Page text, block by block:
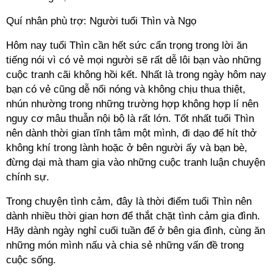
Quí nhân phù trợ: Người tuổi Thìn và Ngọ
Hôm nay tuổi Thìn cần hết sức cẩn trọng trong lời ăn
tiếng nói vì có vẻ mọi người sẽ rất dễ lôi bạn vào những
cuộc tranh cãi không hồi kết. Nhất là trong ngày hôm nay
bạn có vẻ cũng dễ nổi nóng và không chịu thua thiệt,
nhún nhường trong những trường hợp không hợp lí nên
nguy cơ mâu thuẫn nội bộ là rất lớn. Tốt nhất tuổi Thìn
nên dành thời gian tĩnh tâm một mình, đi dạo để hít thở
không khí trong lành hoặc ở bên người ấy và bạn bè,
đừng dại mà tham gia vào những cuộc tranh luận chuyện
chính sự.
Trong chuyện tình cảm, đây là thời điểm tuổi Thìn nên
dành nhiều thời gian hơn để thắt chặt tình cảm gia đình.
Hãy dành ngày nghỉ cuối tuần để ở bên gia đình, cùng ăn
những món mình nấu và chia sẻ những vấn đề trong
cuộc sống.